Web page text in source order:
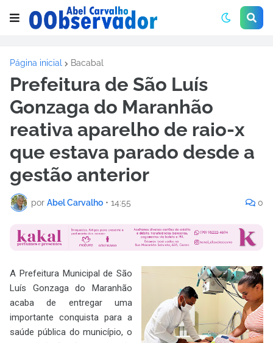
Página inicial Bacabal
Prefeitura de São Luís
Gonzaga do Maranhão
reativa aparelho de raio-x
que estava parado desde a
gestão anterior
por Abel Carvalho • 14:55 0
A Prefeitura Municipal de São
Luís Gonzaga do Maranhão
acaba de entregar uma
importante conquista para a
saúde pública do município, o